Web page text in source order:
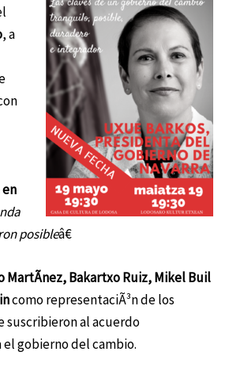
, a
posibleâ€
MartÃ­nez, Bakartxo Ruiz, Mikel Buil
como representaciÃ³n de los
suscribieron al acuerdo
el gobierno del cambio.